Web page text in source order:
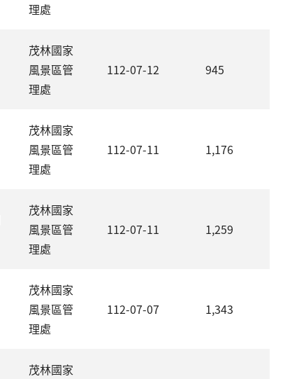
理處
茂林國家
風景區管
理處
112-07-12 945
茂林國家
風景區管
理處
112-07-11 1,176
茂林國家
風景區管
理處
112-07-11 1,259
茂林國家
風景區管
理處
112-07-07 1,343
茂林國家